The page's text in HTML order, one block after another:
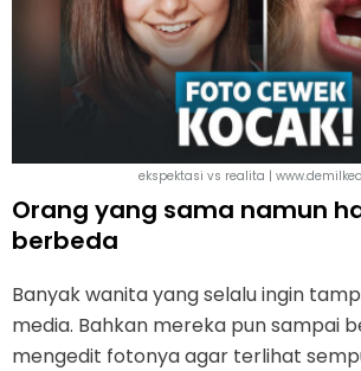
ekspektasi vs realita |
Orang yang sama namun
berbeda
Banyak wanita yang selalu ingin
media. Bahkan mereka pun sampai
mengedit fotonya agar terlihat